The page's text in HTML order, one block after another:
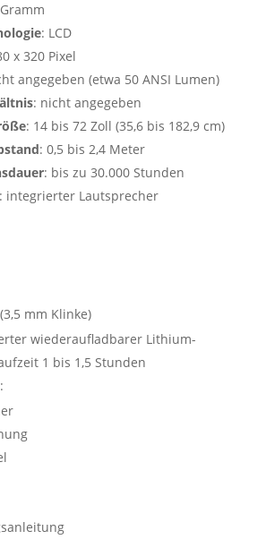
: LCD
x 320 Pixel
angegeben (etwa 50 ANSI Lumen)
: nicht angegeben
: 14 bis 72 Zoll (35,6 bis 182,9 cm)
: 0,5 bis 2,4 Meter
: bis zu 30.000 Stunden
integrierter Lautsprecher
mm Klinke)
wiederaufladbarer Lithium-
1 bis 1,5 Stunden
: